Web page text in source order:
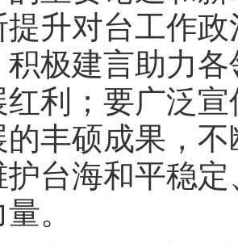
提升对台工作
积极建言助力
利；要广泛
丰硕成果，
台海和平稳
。